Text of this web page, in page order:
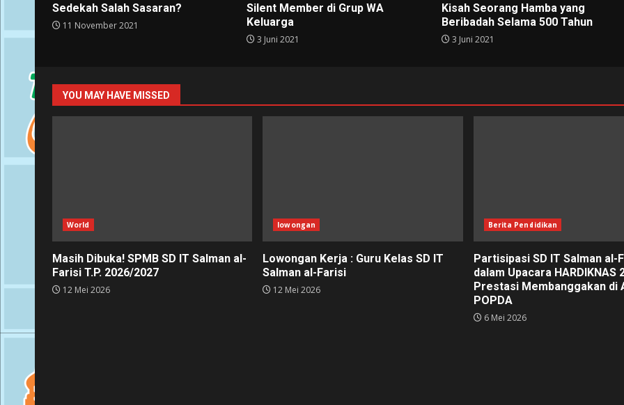
Sedekah Salah Sasaran?
11 November 2021
Silent Member di Grup WA
Keluarga
3 Juni 2021
Kisah Seorang Hamba yang
Beribadah Selama 500 Tahun
3 Juni 2021
YOU MAY HAVE MISSED
World
Masih Dibuka! SPMB SD IT Salman al-
Farisi T.P. 2026/2027
12 Mei 2026
lowongan
Lowongan Kerja : Guru Kelas SD IT
Salman al-Farisi
12 Mei 2026
Berita Pendidikan
Partisipasi SD IT Salman al-
dalam Upacara HARDIKNAS
Prestasi Membanggakan di
POPDA
6 Mei 2026